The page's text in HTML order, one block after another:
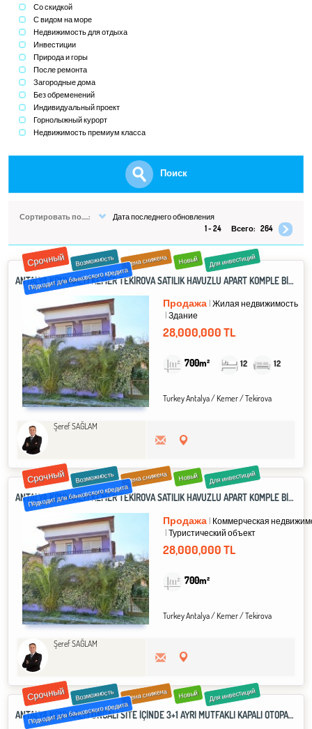
Со скидкой
С видом на море
Недвижимость для отдыха
Инвестиции
Природа и горы
После ремонта
Загородные дома
Без обременений
Индивидуальный проект
Горнолыжный курорт
Недвижимость премиум класса
Поиск
Сортировать по.....:
Дата последнего обновления
1 - 24
Всего: 264
Срочный Возможность Цена снижена Новый Для инвестиций
Подходит для банковского кредита ANTALYA KONYAALTI KEMER TEKİROVA SATILIK HAVUZLU APART KOMPLE BİNA 12 ADET 1+1
Продажа Жилая недвижимость
Здание
28,000,000 TL
700m² 12 12
Turkey Antalya / Kemer/ Tekirova
Şeref SAĞLAM
Срочный Возможность Цена снижена Новый Для инвестиций
Подходит для банковского кредита ANTALYA KONYAALTI KEMER TEKİROVA SATILIK HAVUZLU APART KOMPLE BİNA 12 ADET 1+1
Продажа Коммерческая
Туристический объект
28,000,000 TL
700m²
Turkey Antalya / Kemer/ Tekirova
Şeref SAĞLAM
Срочный Возможность Цена снижена Новый Для инвестиций
Подходит для банковского кредита ANTALYA KONYAALTI UNCALI SİTE İÇİNDE 3+1 AYRI MUTFAKLI KAPALI OTOPARK HAVUZ GÜVELİKLİ EBEVEYN BANYOLU LÜKS SATILIK REZİDANCE ARA KAT DAİRE